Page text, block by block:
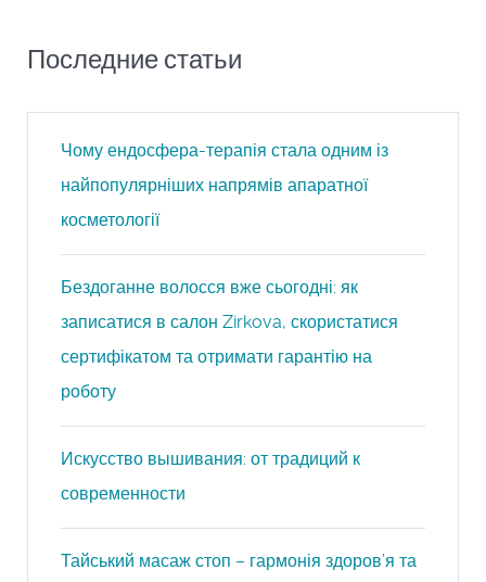
Последние статьи
Чому ендосфера-терапія стала одним із
найпопулярніших напрямів апаратної
косметології
Бездоганне волосся вже сьогодні: як
записатися в салон Zirkova, скористатися
сертифікатом та отримати гарантію на
роботу
Искусство вышивания: от традиций к
современности
Тайський масаж стоп – гармонія здоров’я та